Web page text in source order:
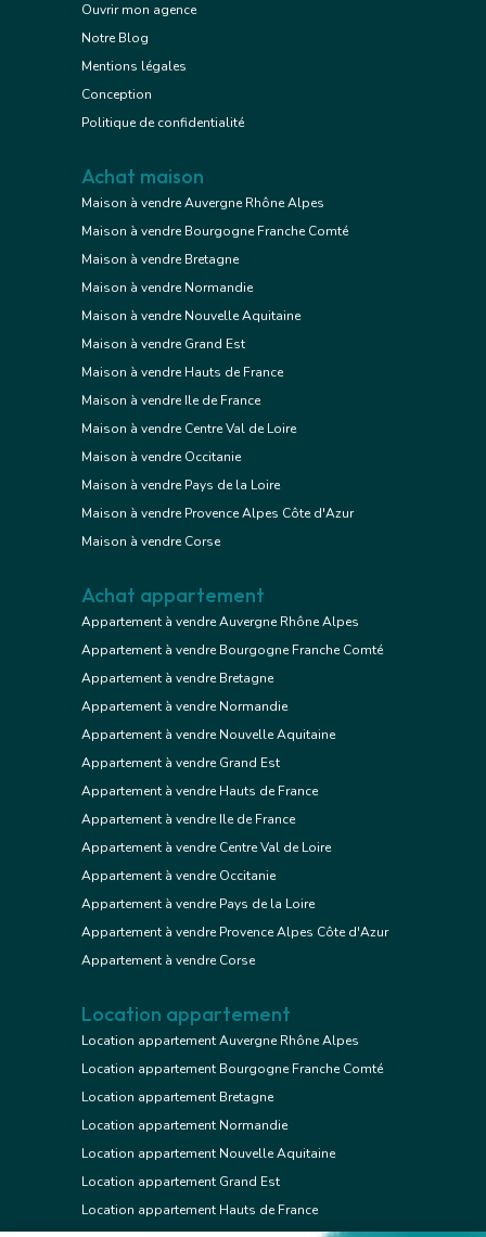
Ouvrir mon agence
Notre Blog
Mentions légales
Conception
Politique de confidentialité
Achat maison
Maison à vendre Auvergne Rhône Alpes
Maison à vendre Bourgogne Franche Comté
Maison à vendre Bretagne
Maison à vendre Normandie
Maison à vendre Nouvelle Aquitaine
Maison à vendre Grand Est
Maison à vendre Hauts de France
Maison à vendre Ile de France
Maison à vendre Centre Val de Loire
Maison à vendre Occitanie
Maison à vendre Pays de la Loire
Maison à vendre Provence Alpes Côte d'Azur
Maison à vendre Corse
Achat appartement
Appartement à vendre Auvergne Rhône Alpes
Appartement à vendre Bourgogne Franche Comté
Appartement à vendre Bretagne
Appartement à vendre Normandie
Appartement à vendre Nouvelle Aquitaine
Appartement à vendre Grand Est
Appartement à vendre Hauts de France
Appartement à vendre Ile de France
Appartement à vendre Centre Val de Loire
Appartement à vendre Occitanie
Appartement à vendre Pays de la Loire
Appartement à vendre Provence Alpes Côte d'Azur
Appartement à vendre Corse
Location appartement
Location appartement Auvergne Rhône Alpes
Location appartement Bourgogne Franche Comté
Location appartement Bretagne
Location appartement Normandie
Location appartement Nouvelle Aquitaine
Location appartement Grand Est
Location appartement Hauts de France